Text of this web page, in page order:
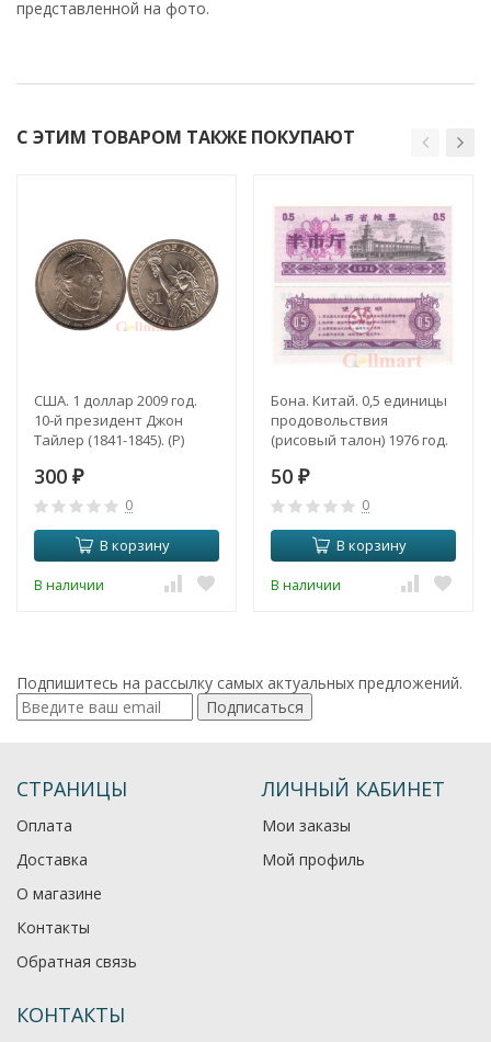
представленной на фото.
С ЭТИМ ТОВАРОМ ТАКЖЕ ПОКУПАЮТ
США. 1 доллар 2009 год.
10-й президент Джон
Тайлер (1841-1845). (P)
300 ₽
0
В корзину
В наличии
Бона. Китай. 0,5 единицы
продовольствия
(рисовый талон) 1976 год.
50 ₽
0
В корзину
В наличии
Подпишитесь на рассылку самых актуальных предложений.
Подписаться
СТРАНИЦЫ
Оплата
Доставка
О магазине
Контакты
Обратная связь
ЛИЧНЫЙ КАБИНЕТ
Мои заказы
Мой профиль
КОНТАКТЫ